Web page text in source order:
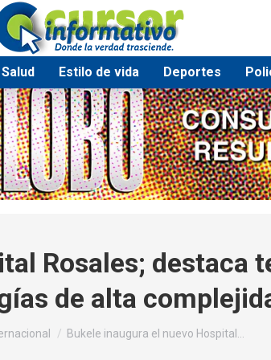
Salud Estilo de vida Deportes
Rosales; destaca
de alta
Bukele inaugura el nuevo Hospital…